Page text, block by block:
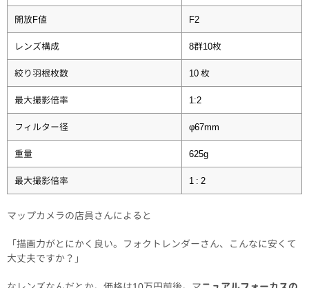
開放F値 F2
レンズ構成 8群10枚
絞り羽根枚数 10 枚
最大撮影倍率 1:2
フィルター径 φ67mm
重量 625g
最大撮影倍率 1 : 2
マップカメラの店員さんによると
「描画力がとにかく良い。フォクトレンダーさん、こんなに安くて
大丈夫ですか？」